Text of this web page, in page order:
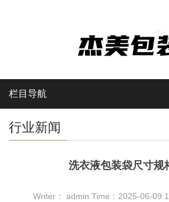
栏目导航
行业新闻
洗衣液包装袋尺寸规
Writer： admin Time：2025-06-09